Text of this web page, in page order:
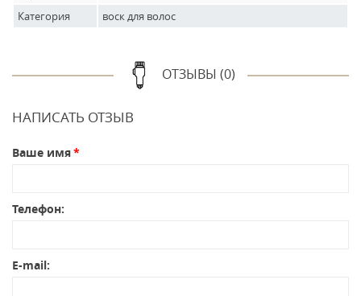
Категория
воск для волос
ОТЗЫВЫ (0)
НАПИСАТЬ ОТЗЫВ
Ваше имя
Телефон:
E-mail: